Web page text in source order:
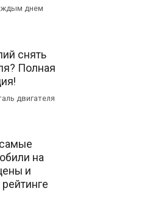
днем
снять
Полная
двигателя
на
и